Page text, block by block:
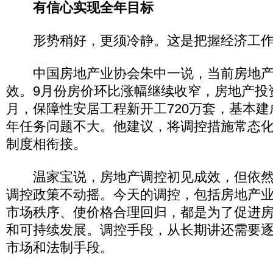
有信心实现全年目标
形势稍好，更须冷静。这是把握经济工
中国房地产业协会朱中一说，当前房地
效。9月份房价环比涨幅继续收窄，房地产
月，保障性安居工程新开工720万套，基本
年任务问题不大。他建议，将调控措施常态
制度相衔接。
温家宝说，房地产调控初见成效，但依
调控政策不动摇。今天的调控，包括房地产
市场秩序、使价格合理回归，都是为了促进
和可持续发展。调控手段，从长期讲还需要
市场和法制手段。